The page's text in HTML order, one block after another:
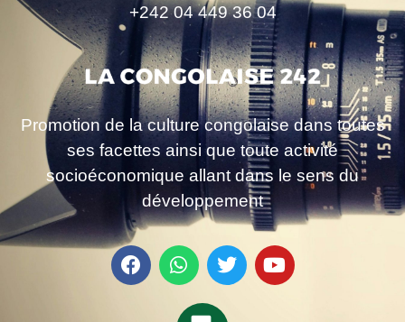
+242 04 449 36 04
Promotion de la culture congolaise dans toutes
ses facettes ainsi que toute activité
socioéconomique allant dans le sens du
développement